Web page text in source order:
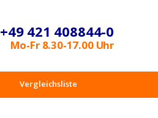
+49 421 408844-0
Mo-Fr 8.30-17.00 Uhr
Vergleichsliste